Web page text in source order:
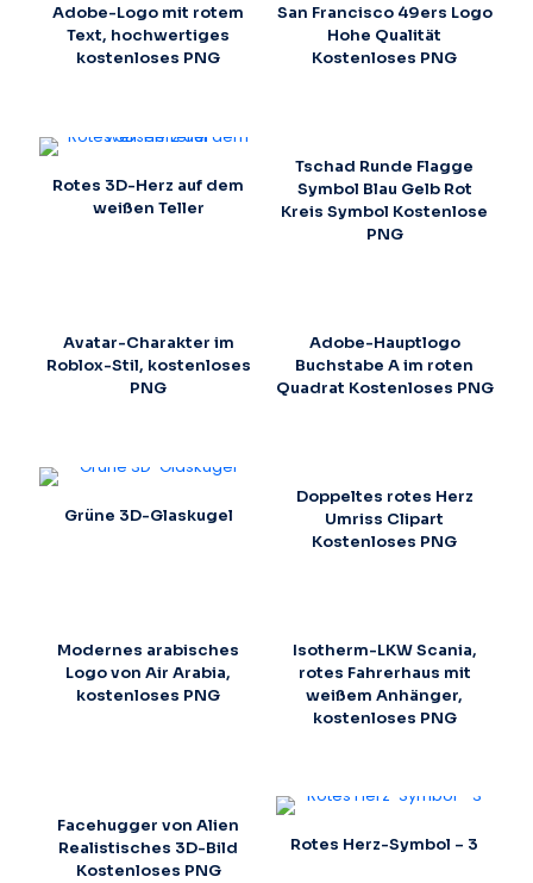
Adobe-Logo mit rotem
Text, hochwertiges
kostenloses PNG
San Francisco 49ers Logo
Hohe Qualität
Kostenloses PNG
Rotes 3D-Herz auf dem
weißen Teller
Tschad Runde Flagge
Symbol Blau Gelb Rot
Kreis Symbol Kostenlose
PNG
Avatar-Charakter im
Roblox-Stil, kostenloses
PNG
Adobe-Hauptlogo
Buchstabe A im roten
Quadrat Kostenloses PNG
Grüne 3D-Glaskugel
Doppeltes rotes Herz
Umriss Clipart
Kostenloses PNG
Modernes arabisches
Logo von Air Arabia,
kostenloses PNG
Isotherm-LKW Scania,
rotes Fahrerhaus mit
weißem Anhänger,
kostenloses PNG
Facehugger von Alien
Realistisches 3D-Bild
Kostenloses PNG
Rotes Herz-Symbol – 3